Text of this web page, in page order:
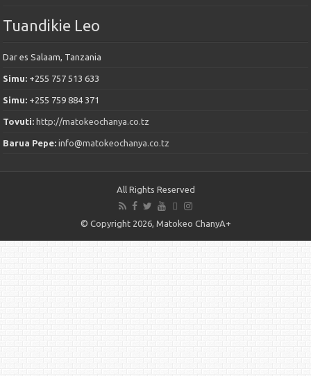
Tuandikie Leo
Dar es Salaam, Tanzania
Simu: +255 757 513 633
Simu: +255 759 884 371
Tovuti: http://matokeochanya.co.tz
Barua Pepe:info@matokeochanya.co.tz
All Rights Reserved
© Copyright 2026, Matokeo ChanyA+